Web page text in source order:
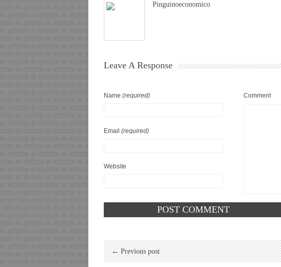
Pinguinoeconomico
Leave A Response
Name (required)
Email (required)
Website
Comment
← Previous post